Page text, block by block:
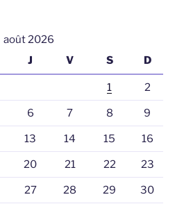
août 2026
J V S D
1 2
6 7 8 9
13 14 15 16
20 21 22 23
27 28 29 30